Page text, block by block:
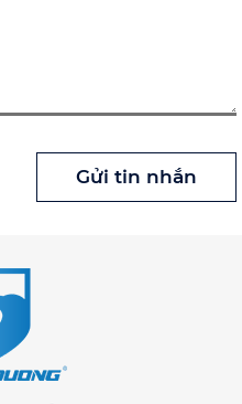
Gửi tin nhắn